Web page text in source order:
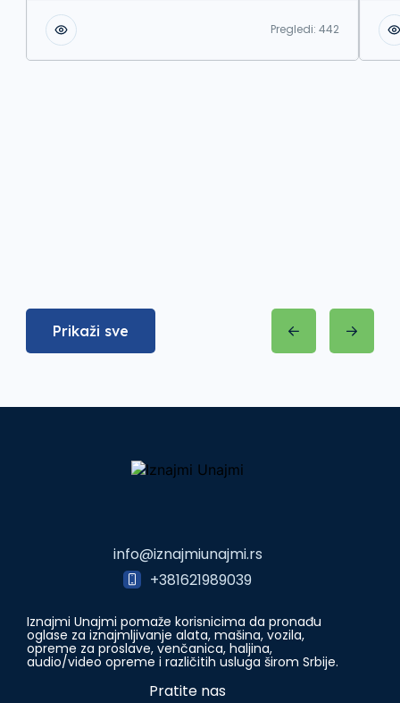
Pregledi:442
Prikaži sve
info@iznajmiunajmi.rs
+381621989039
Iznajmi Unajmi pomaže korisnicima da pronađu
oglase za iznajmljivanje alata, mašina, vozila,
opreme za proslave, venčanica, haljina,
audio/video opreme i različitih usluga širom Srbije.
Pratite nas